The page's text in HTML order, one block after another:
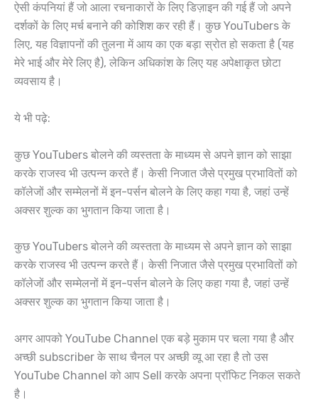
ऐसी कंपनियां हैं जो आला रचनाकारों के लिए डिज़ाइन की गई हैं जो अपने
दर्शकों के लिए मर्च बनाने की कोशिश कर रही हैं। कुछ YouTubers के
लिए, यह विज्ञापनों की तुलना में आय का एक बड़ा स्रोत हो सकता है (यह
मेरे भाई और मेरे लिए है), लेकिन अधिकांश के लिए यह अपेक्षाकृत छोटा
व्यवसाय है।
ये भी पढ़े:
कुछ YouTubers बोलने की व्यस्तता के माध्यम से अपने ज्ञान को साझा
करके राजस्व भी उत्पन्न करते हैं। केसी निजात जैसे प्रमुख प्रभावितों को
कॉलेजों और सम्मेलनों में इन-पर्सन बोलने के लिए कहा गया है, जहां उन्हें
अक्सर शुल्क का भुगतान किया जाता है।
कुछ YouTubers बोलने की व्यस्तता के माध्यम से अपने ज्ञान को साझा
करके राजस्व भी उत्पन्न करते हैं। केसी निजात जैसे प्रमुख प्रभावितों को
कॉलेजों और सम्मेलनों में इन-पर्सन बोलने के लिए कहा गया है, जहां उन्हें
अक्सर शुल्क का भुगतान किया जाता है।
अगर आपको YouTube Channel एक बड़े मुकाम पर चला गया है और
अच्छी subscriber के साथ चैनल पर अच्छी व्यू आ रहा है तो उस
YouTube Channel को आप Sell करके अपना प्रॉफिट निकल सकते
है।